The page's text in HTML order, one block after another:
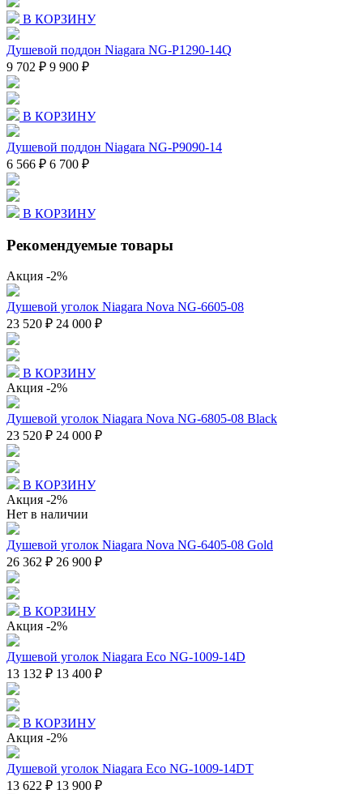
В КОРЗИНУ
Душевой поддон Niagara NG-P1290-14Q
9 702 ₽ 9 900 ₽
В КОРЗИНУ
Душевой поддон Niagara NG-P9090-14
6 566 ₽ 6 700 ₽
В КОРЗИНУ
Рекомендуемые товары
Акция -2%
Душевой уголок Niagara Nova NG-6605-08
23 520 ₽ 24 000 ₽
В КОРЗИНУ
Акция -2%
Душевой уголок Niagara Nova NG-6805-08 Black
23 520 ₽ 24 000 ₽
В КОРЗИНУ
Акция -2%
Нет в наличии
Душевой уголок Niagara Nova NG-6405-08 Gold
26 362 ₽ 26 900 ₽
В КОРЗИНУ
Акция -2%
Душевой уголок Niagara Eco NG-1009-14D
13 132 ₽ 13 400 ₽
В КОРЗИНУ
Акция -2%
Душевой уголок Niagara Eco NG-1009-14DT
13 622 ₽ 13 900 ₽